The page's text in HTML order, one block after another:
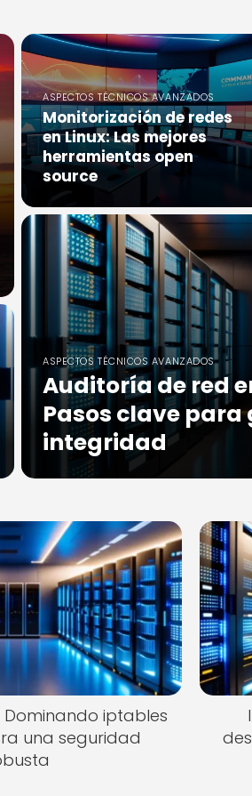
ASPECTOS TÉCNICOS AVANZADOS
Monitorización de redes
en Linux: Las mejores
herramientas open
source
ASPECTOS TÉCNICOS AVANZADOS
Auditoría de red
Pasos clave
integridad
Dominando iptables
una seguridad